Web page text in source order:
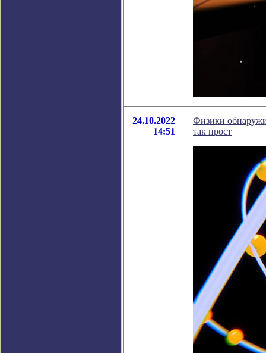
24.10.2022
14:51
Физики
так прост